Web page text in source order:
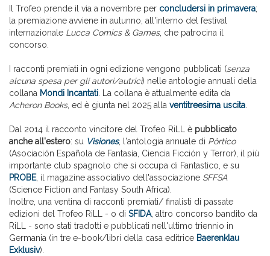
Il Trofeo prende il via a novembre per concludersi in primavera;
la premiazione avviene in autunno, all'interno del festival
internazionale Lucca Comics & Games, che patrocina il
concorso.
I racconti premiati in ogni edizione vengono pubblicati (senza
alcuna spesa per gli autori/autrici) nelle antologie annuali della
collana Mondi Incantati . La collana è attualmente edita da
Acheron Books, ed è giunta nel 2025 alla ventitreesima uscita
Dal 2014 il racconto vincitore del Trofeo RiLL è pubblicato
anche all'estero: su Visiones, l'antologia annuale di Pòrtico
(Asociación Española de Fantasía, Ciencia Ficción y Terror), il più
importante club spagnolo che si occupa di Fantastico, e su
PROBE, il magazine associativo dell'associazione SFFSA
(Science Fiction and Fantasy South Africa).
Inoltre, una ventina di racconti premiati/ finalisti di passate
edizioni del Trofeo RiLL - o di SFIDA, altro concorso bandito da
RiLL - sono stati tradotti e pubblicati nell'ultimo triennio in
Germania (in tre e-book/libri della casa editrice Baerenklau
Exklusiv).